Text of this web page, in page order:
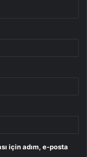
için adım, e-posta